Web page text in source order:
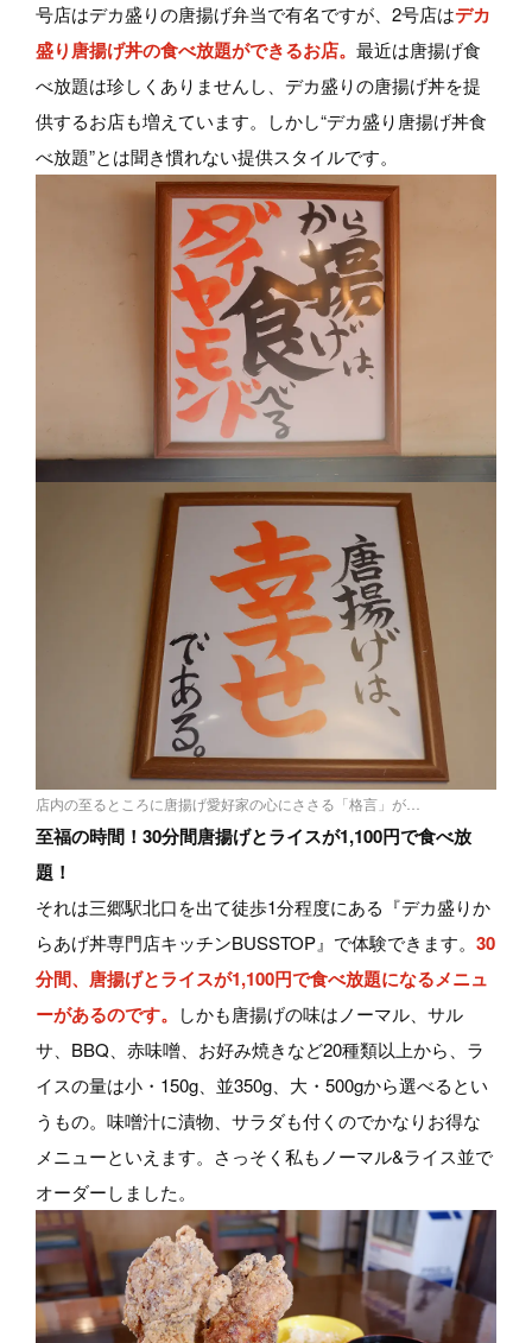
号店はデカ盛りの唐揚げ弁当で有名ですが、2号店はデカ
盛り唐揚げ丼の食べ放題ができるお店。 最近は唐揚げ食
べ放題は珍しくありませんし、デカ盛りの唐揚げ丼を提
供するお店も増えています。しかし“デカ盛り唐揚げ丼食
べ放題”とは聞き慣れない提供スタイルです。
店内の至るところに唐揚げ愛好家の心にささる「格言」が…
至福の時間！30分間唐揚げとライスが1,100円で食べ放
題！
それは三郷駅北口を出て徒歩1分程度にある『デカ盛りか
らあげ丼専門店キッチンBUSSTOP』で体験できます。 30
分間、唐揚げとライスが1,100円で食べ放題になるメニュ
ーがあるのです。 しかも唐揚げの味はノーマル、サル
サ、BBQ、赤味噌、お好み焼きなど20種類以上から、ラ
イスの量は小・150g、並350g、大・500gから選べるとい
うもの。味噌汁に漬物、サラダも付くのでかなりお得な
メニューといえます。さっそく私もノーマル&ライス並で
オーダーしました。